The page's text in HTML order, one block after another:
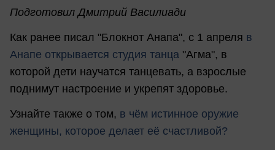
Подготовил Дмитрий Василиади
Как ранее писал "Блокнот Анапа", с 1 апреля в
Анапе открывается студия танца "Агма", в
которой дети научатся танцевать, а взрослые
поднимут настроение и укрепят здоровье.
Узнайте также о том, в чём истинное оружие
женщины, которое делает её счастливой?